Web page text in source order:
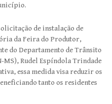
de instalação de
da Feira do Produtor,
do Departamento de Trânsito
MS), Rudel Espíndola Trindade
essa medida visa reduzir os
tanto os residentes